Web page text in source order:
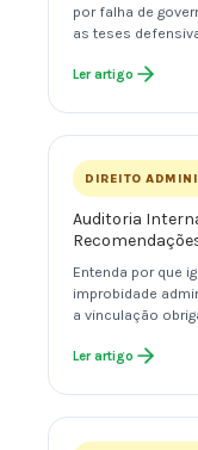
por falha de
as teses
Ler artigo
DIREITO
Auditoria
Entenda por que
improbidade
a vinculação
Ler artigo